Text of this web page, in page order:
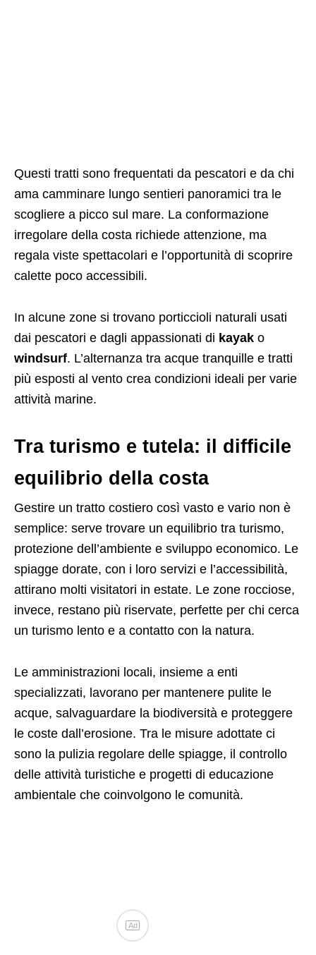
Questi tratti sono frequentati da pescatori e da chi
ama camminare lungo sentieri panoramici tra le
scogliere a picco sul mare. La conformazione
irregolare della costa richiede attenzione, ma
regala viste spettacolari e l’opportunità di scoprire
calette poco accessibili.
In alcune zone si trovano porticcioli naturali usati
dai pescatori e dagli appassionati di kayak o
windsurf. L’alternanza tra acque tranquille e tratti
più esposti al vento crea condizioni ideali per varie
attività marine.
Tra turismo e tutela: il difficile
equilibrio della costa
Gestire un tratto costiero così vasto e vario non è
semplice: serve trovare un equilibrio tra turismo,
protezione dell’ambiente e sviluppo economico. Le
spiagge dorate, con i loro servizi e l’accessibilità,
attirano molti visitatori in estate. Le zone rocciose,
invece, restano più riservate, perfette per chi cerca
un turismo lento e a contatto con la natura.
Le amministrazioni locali, insieme a enti
specializzati, lavorano per mantenere pulite le
acque, salvaguardare la biodiversità e proteggere
le coste dall’erosione. Tra le misure adottate ci
sono la pulizia regolare delle spiagge, il controllo
delle attività turistiche e progetti di educazione
ambientale che coinvolgono le comunità.
Ad